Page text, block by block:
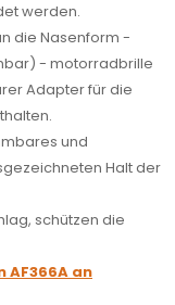
werden.
die Nasenform -
- motorradbrille
Adapter für die
und
Halt der
schützen die
AF366A an